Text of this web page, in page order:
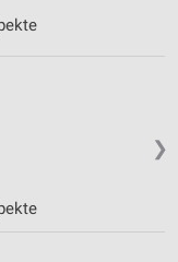
❯